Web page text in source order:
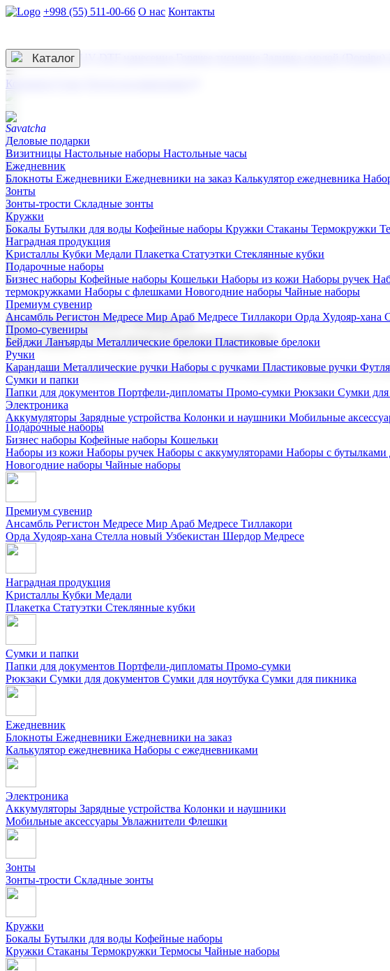
+998 (55) 511-00-66 О нас Контакты
3D гравировка
☰
Контакты
Каталог
Деловые подарки
Визитницы Настольные наборы Настольные часы
Ежедневник
Блокноты Ежедневники Ежедневники на заказ Калькулятор ежедневника
Зонты
Зонты-трости Складные зонты
Кружки
Бокалы Бутылки для воды Кофейные наборы Кружки Стаканы Термокружки
Наградная продукция
Kристаллы Кубки Медали Плакетка Статуэтки Стеклянные кубки
Подарочные наборы
Бизнес наборы Кофейные наборы Кошельки Наборы из кожи Наборы ручек
термокружками Наборы с флешками Новогодние наборы Чайные наборы
Премиум сувенир
Ансамбль Регистон Медресе Мир Араб Медресе Тиллакори Орда Худояр-хана
Промо-сувениры
Бейджи Ланъярды Металлические брелоки Пластиковые брелоки
Ручки
Карандаши Металлические ручки Наборы с ручками Пластиковые ручки
Сумки и папки
Папки для документов Портфели-дипломаты Промо-сумки Рюкзаки Сумки для
Электроника
Аккумуляторы Зарядные устройства Колонки и наушники Мобильные
Корпоративные подарки
Поставка со склада и производство
Мы предлагаем широкий выбор корпоративных подарков и сувениров с
Подарочные наборы
Бизнес наборы Кофейные наборы Кошельки
Наборы из кожи Наборы ручек Наборы с аккумуляторами Наборы с бутылками
Новогодние наборы Чайные наборы
Премиум сувенир
Ансамбль Регистон Медресе Мир Араб Медресе Тиллакори
Орда Худояр-хана Стелла новый Узбекистан Шердор Медресе
Наградная продукция
Kристаллы Кубки Медали
Плакетка Статуэтки Стеклянные кубки
Сумки и папки
Папки для документов Портфели-дипломаты Промо-сумки
Рюкзаки Сумки для документов Сумки для ноутбука Сумки для пикника
Ежедневник
Блокноты Ежедневники Ежедневники на заказ
Калькулятор ежедневника Наборы с ежедневниками
Электроника
Аккумуляторы Зарядные устройства Колонки и наушники
Мобильные аксессуары Увлажнители Флешки
Зонты
Зонты-трости Складные зонты
Кружки
Бокалы Бутылки для воды Кофейные наборы
Кружки Стаканы Термокружки Термосы Чайные наборы